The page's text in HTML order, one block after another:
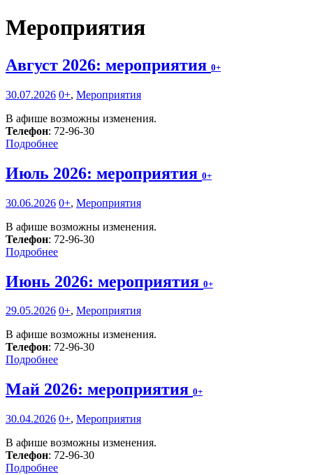
Мероприятия
Август 2026: мероприятия 0+
30.07.2026 0+, Мероприятия
В афише возможны изменения.
Телефон: 72-96-30
Подробнее
Июль 2026: мероприятия 0+
30.06.2026 0+, Мероприятия
В афише возможны изменения.
Телефон: 72-96-30
Подробнее
Июнь 2026: мероприятия 0+
29.05.2026 0+, Мероприятия
В афише возможны изменения.
Телефон: 72-96-30
Подробнее
Май 2026: мероприятия 0+
30.04.2026 0+, Мероприятия
В афише возможны изменения.
Телефон: 72-96-30
Подробнее